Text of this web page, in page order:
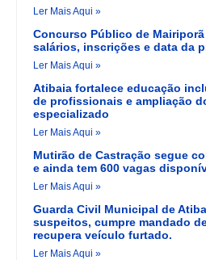
Ler Mais Aqui »
Concurso Público de
salários, inscrições e data da
Ler Mais Aqui »
Atibaia fortalece educação
de profissionais e ampliação
especializado
Ler Mais Aqui »
Mutirão de Castração segue
e ainda tem 600 vagas
Ler Mais Aqui »
Guarda Civil Municipal de
suspeitos, cumpre mandado
recupera veículo furtado.
Ler Mais Aqui »